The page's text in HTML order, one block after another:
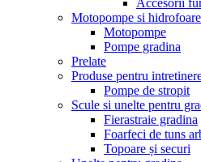
Accesorii
Motopompe si hidrofoare
Motopompe
Pompe gradina
Prelate
Produse pentru
Pompe de stropit
Scule si unelte pentru
Fierastraie gradina
Foarfeci de tuns
Topoare și securi